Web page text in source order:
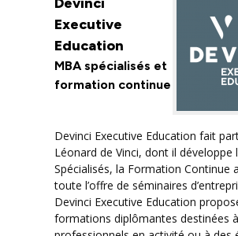
Executive
Education
MBA spécialisés et
formation continue
Devinci Executive Education fait
Léonard de Vinci, dont il développe
Spécialisés, la Formation Continue
toute l’offre de séminaires
Devinci Executive Education
formations diplômantes destinées